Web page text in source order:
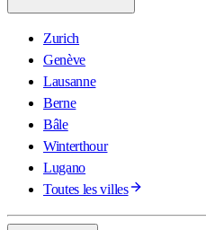
Zurich
Genève
Lausanne
Berne
Bâle
Winterthour
Lugano
Toutes les villes